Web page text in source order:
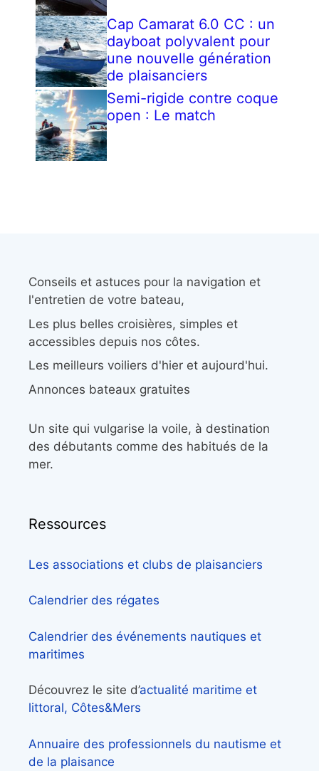
Cap Camarat 6.0 CC : un
dayboat polyvalent pour
une nouvelle génération
de plaisanciers
Semi-rigide contre coque
open : Le match
Conseils et astuces pour la navigation et
l'entretien de votre bateau,
Les plus belles croisières, simples et
accessibles depuis nos côtes.
Les meilleurs voiliers d'hier et aujourd'hui.
Annonces bateaux gratuites
Un site qui vulgarise la voile, à destination
des débutants comme des habitués de la
mer.
Ressources
Les associations et clubs de plaisanciers
Calendrier des régates
Calendrier des événements nautiques et
maritimes
Découvrez le site d’actualité maritime et
littoral, Côtes&Mers
Annuaire des professionnels du nautisme et
de la plaisance